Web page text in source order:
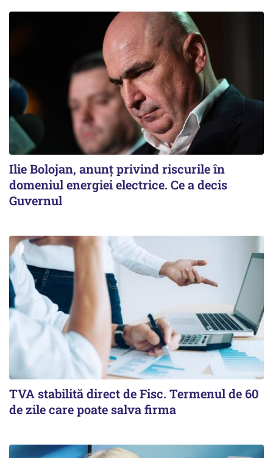
Ilie Bolojan, anunț privind riscurile în
domeniul energiei electrice. Ce a decis
Guvernul
TVA stabilită direct de Fisc. Termenul de 60
de zile care poate salva firma